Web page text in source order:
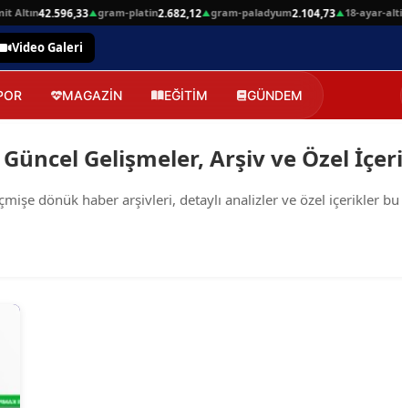
Altın42.596,33▲gram-platin2.682,12▲gram-paladyum2.104,73▲18-ayar-altin
Video Galeri
MAGAZİN EĞİTİM GÜNDEM
Gelişmeler, Arşiv ve Özel
dönük haber arşivleri, detaylı analizler ve özel içerikler